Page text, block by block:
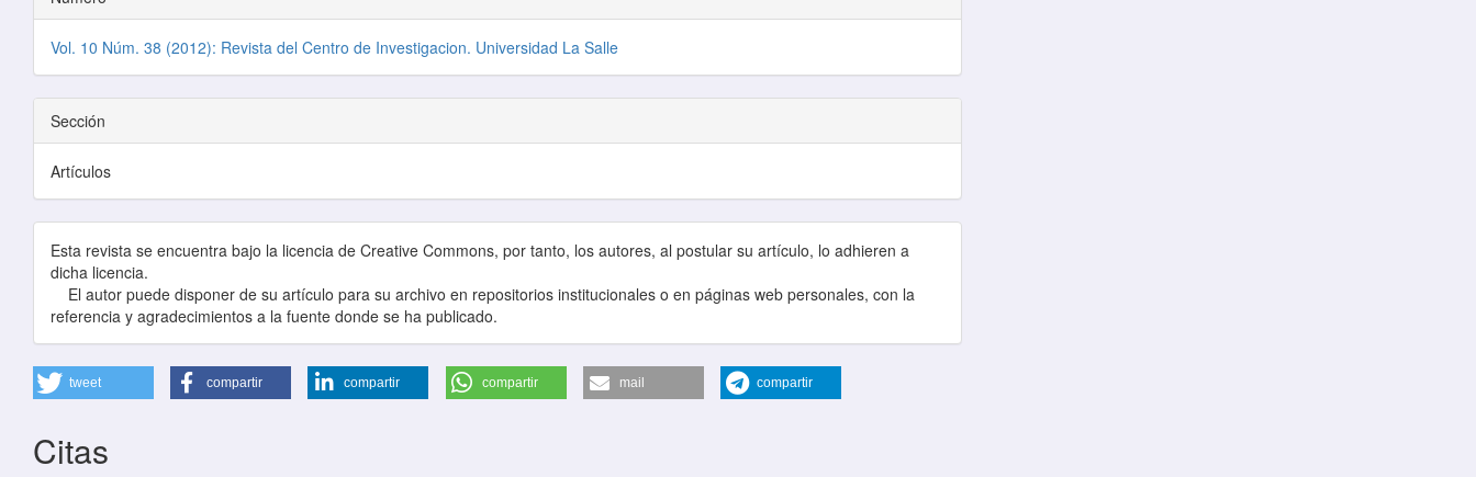
Vol. 10 Núm. 38 (2012): Revista del Centro de Investigacion. Universidad La Salle
Sección
Artículos
Esta revista se encuentra bajo la licencia de Creative Commons, por tanto, los autores, al postular su artículo, lo adhieren a
dicha licencia.
El autor puede disponer de su artículo para su archivo en repositorios institucionales o en páginas web personales, con la
referencia y agradecimientos a la fuente donde se ha publicado.
tweet compartir compartir compartir mail compartir
Citas